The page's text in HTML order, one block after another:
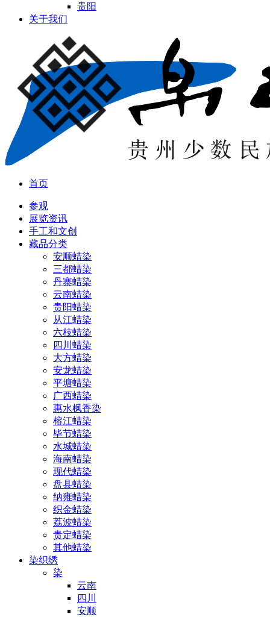
贵阳
关于我们
首页
参观
展览资讯
手工和文创
藏品分类
安顺蜡染
三都蜡染
丹寨蜡染
云南蜡染
贵阳蜡染
从江蜡染
六枝蜡染
四川蜡染
大方蜡染
安龙蜡染
平塘蜡染
广西蜡染
惠水枫香染
榕江蜡染
毕节蜡染
水城蜡染
海南蜡染
现代蜡染
盘县蜡染
纳雍蜡染
织金蜡染
荔波蜡染
贵定蜡染
其他蜡染
染织绣
染
云南
四川
安顺